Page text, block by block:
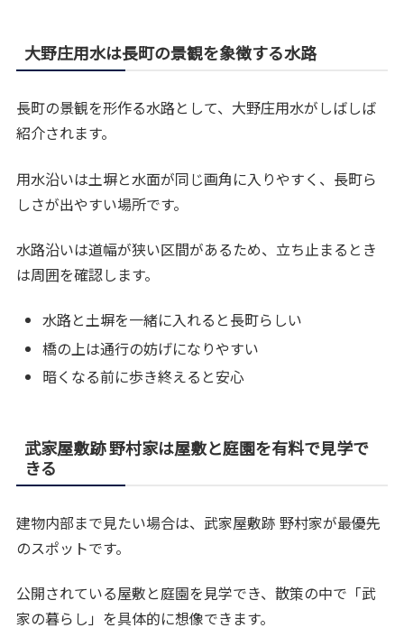
大野庄用水は長町の景観を象徴する水路
長町の景観を形作る水路として、大野庄用水がしばしば
紹介されます。
用水沿いは土塀と水面が同じ画角に入りやすく、長町ら
しさが出やすい場所です。
水路沿いは道幅が狭い区間があるため、立ち止まるとき
は周囲を確認します。
水路と土塀を一緒に入れると長町らしい
橋の上は通行の妨げになりやすい
暗くなる前に歩き終えると安心
武家屋敷跡 野村家は屋敷と庭園を有料で見学で
きる
建物内部まで見たい場合は、武家屋敷跡 野村家が最優先
のスポットです。
公開されている屋敷と庭園を見学でき、散策の中で「武
家の暮らし」を具体的に想像できます。